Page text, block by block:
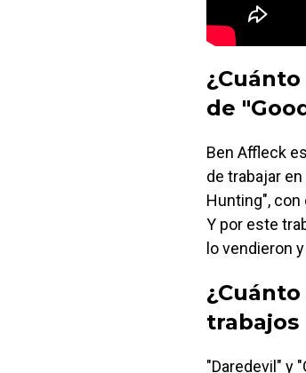
de
Ben Affleck
de trabajar
Hunting", con
Y por este
lo vendieron
trabajos
"Daredevil" y